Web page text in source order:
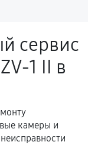
сервис
1 II в
камеры и